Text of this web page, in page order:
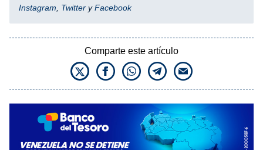
Instagram
Twitter yFacebook
Comparte este artículo